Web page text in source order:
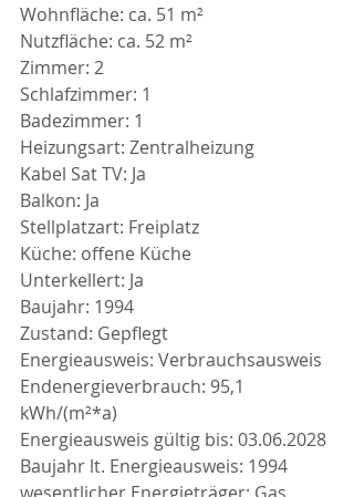
Wohnfläche: ca. 51 m²
Nutzfläche: ca. 52 m²
Zimmer: 2
Schlafzimmer: 1
Badezimmer: 1
Heizungsart: Zentralheizung
Kabel Sat TV: Ja
Balkon: Ja
Stellplatzart: Freiplatz
Küche: offene Küche
Unterkellert: Ja
Baujahr: 1994
Zustand: Gepflegt
Energieausweis: Verbrauchsausweis
Endenergieverbrauch: 95,1
kWh/(m²*a)
Energieausweis gültig bis: 03.06.2028
Baujahr lt. Energieausweis: 1994